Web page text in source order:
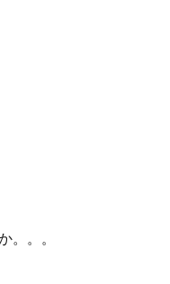
。。。